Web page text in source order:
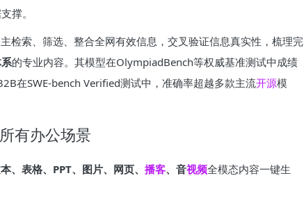
撑。
检索、筛选、整合全网有效信息，交叉验证信息真实性，梳理完
的专业内容。其模型在OlympiadBench等权威基准测试中成绩
在SWE-bench Verified测试中，准确率超越多款主流开源模
有办公场景
、表格、PPT、图片、网页、 播客、音视频全模态内容一键生